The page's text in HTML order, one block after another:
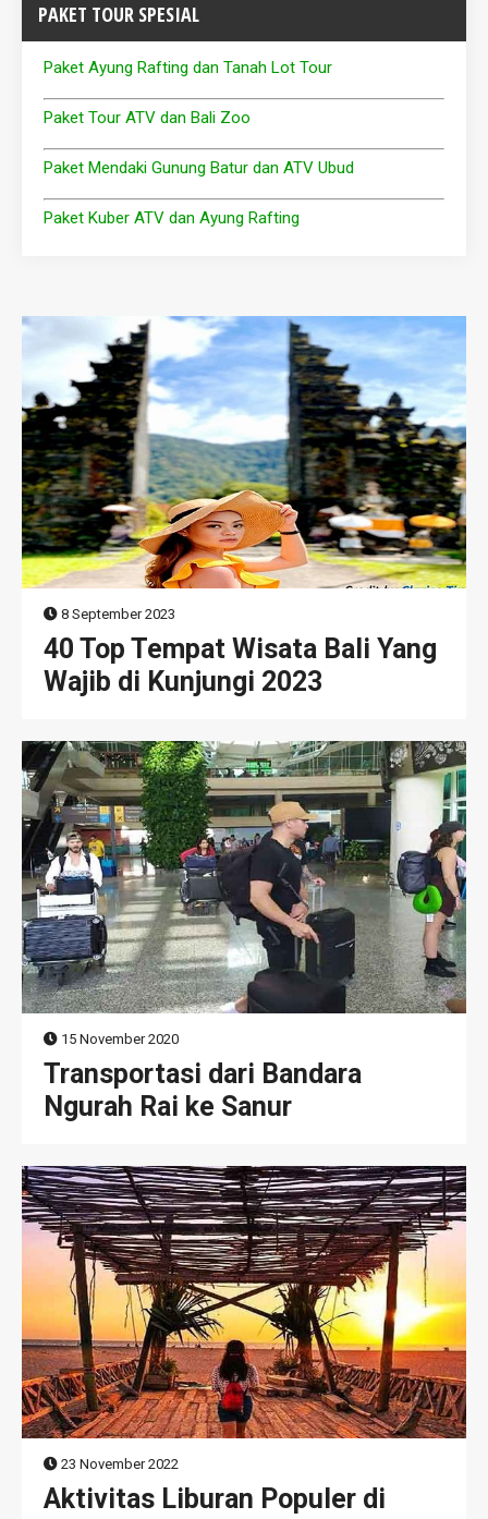
PAKET TOUR SPESIAL
Paket Ayung Rafting dan Tanah Lot Tour
Paket Tour ATV dan Bali Zoo
Paket Mendaki Gunung Batur dan ATV Ubud
Paket Kuber ATV dan Ayung Rafting
8 September 2023
40 Top Tempat Wisata Bali Yang
Wajib di Kunjungi 2023
15 November 2020
Transportasi dari Bandara
Ngurah Rai ke Sanur
23 November 2022
Aktivitas Liburan Populer di